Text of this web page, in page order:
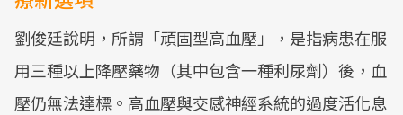
劉俊廷說明，所謂「頑固型高血壓」，是指病患在服
用三種以上降壓藥物（其中包含一種利尿劑）後，血
壓仍無法達標。高血壓與交感神經系統的過度活化息